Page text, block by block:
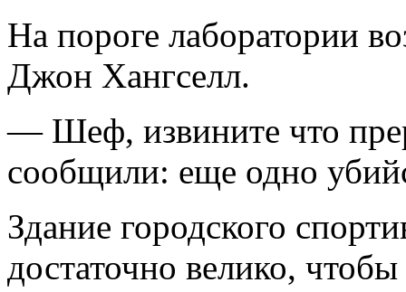
На пороге лаборатории
Джон Хангселл.
— Шеф, извините что
сообщили: еще одно
Здание городского
достаточно велико,